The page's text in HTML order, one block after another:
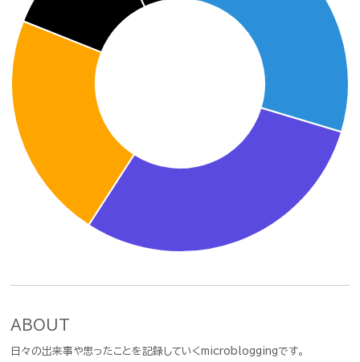
ABOUT
日々の出来事や思ったことを記録していくmicrobloggingです。